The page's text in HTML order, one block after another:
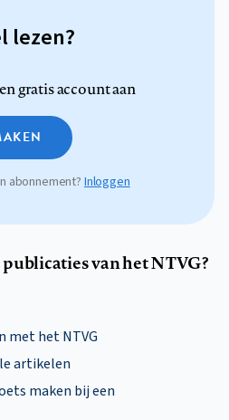
lezen?
gratis account aan
abonnement? Inloggen
van het NTVG?
met het NTVG
artikelen
maken bij een